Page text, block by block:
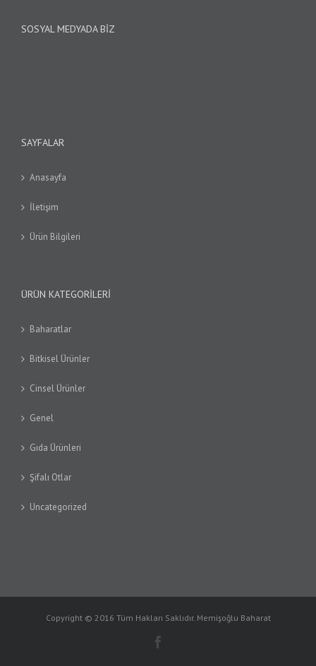
SOSYAL MEDYADA BIZ
SAYFALAR
Anasayfa
İletişim
Ürün Bilgileri
ÜRÜN KATEGORILERI
Baharatlar
Bitkisel Ürünler
Cinsel Ürünler
Genel
Gıda Ürünleri
Şifalı Otlar
Uncategorized
Copyright © 2016 Tüm Hakları Saklıdır. Memişoğlu Baharat